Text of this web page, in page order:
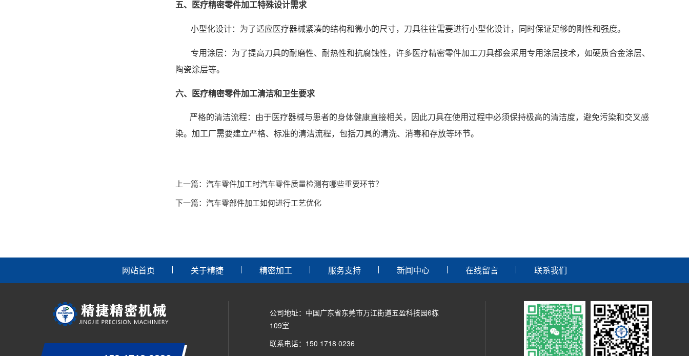
五、医疗精密零件加工特殊设计需求
小型化设计：为了适应医疗器械紧凑的结构和微小的尺寸，刀具往往需要进行小型化设计，同时保证足够的刚性和强度。
专用涂层：为了提高刀具的耐磨性、耐热性和抗腐蚀性，许多医疗精密零件加工刀具都会采用专用涂层技术，如硬质合金涂层、
陶瓷涂层等。
六、医疗精密零件加工清洁和卫生要求
严格的清洁流程：由于医疗器械与患者的身体健康直接相关，因此刀具在使用过程中必须保持极高的清洁度，避免污染和交叉感
染。加工厂需要建立严格、标准的清洁流程，包括刀具的清洗、消毒和存放等环节。
上一篇： 汽车零件加工时汽车零件质量检测有哪些重要环节？
下一篇： 汽车零部件加工如何进行工艺优化
网站首页 关于精捷 精密加工 服务支持 新闻中心 在线留言 联系我们
公司地址：中国广东省东莞市万江街道五盈科技园6栋
109室
联系电话：150 1718 0236